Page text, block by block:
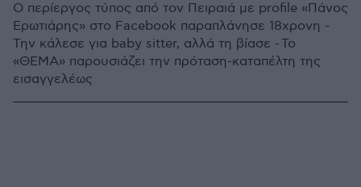
Ο περίεργος τύπος από τον Πειραιά με profile «Πάνος
Ερωτιάρης» στο Facebook παραπλάνησε 18χρονη -
Την κάλεσε για baby sitter, αλλά τη βίασε - Το
«ΘΕΜΑ» παρουσιάζει την πρόταση-καταπέλτη της
εισαγγελέως